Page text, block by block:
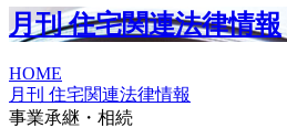
月刊 住宅関連法律情報
HOME
月刊 住宅関連法律情報
事業承継・相続